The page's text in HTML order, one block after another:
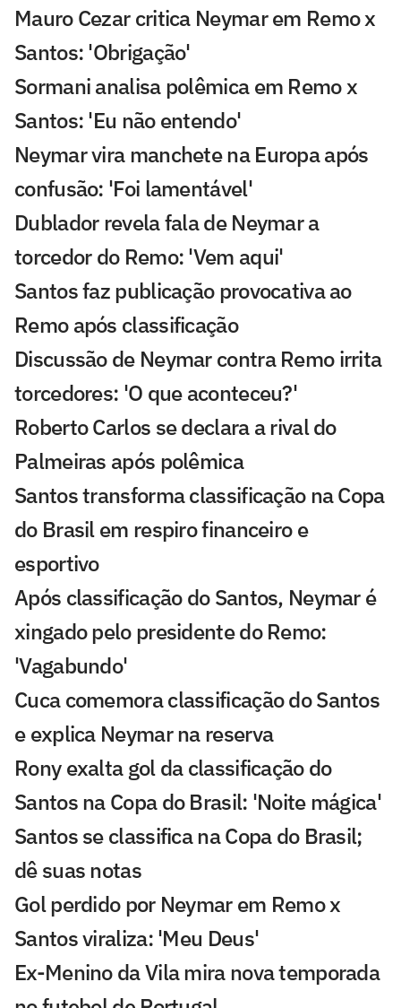
Mauro Cezar critica Neymar em Remo x
Santos: 'Obrigação'
Sormani analisa polêmica em Remo x
Santos: 'Eu não entendo'
Neymar vira manchete na Europa após
confusão: 'Foi lamentável'
Dublador revela fala de Neymar a
torcedor do Remo: 'Vem aqui'
Santos faz publicação provocativa ao
Remo após classificação
Discussão de Neymar contra Remo irrita
torcedores: 'O que aconteceu?'
Roberto Carlos se declara a rival do
Palmeiras após polêmica
Santos transforma classificação na Copa
do Brasil em respiro financeiro e
esportivo
Após classificação do Santos, Neymar é
xingado pelo presidente do Remo:
'Vagabundo'
Cuca comemora classificação do Santos
e explica Neymar na reserva
Rony exalta gol da classificação do
Santos na Copa do Brasil: 'Noite mágica'
Santos se classifica na Copa do Brasil;
dê suas notas
Gol perdido por Neymar em Remo x
Santos viraliza: 'Meu Deus'
Ex-Menino da Vila mira nova temporada